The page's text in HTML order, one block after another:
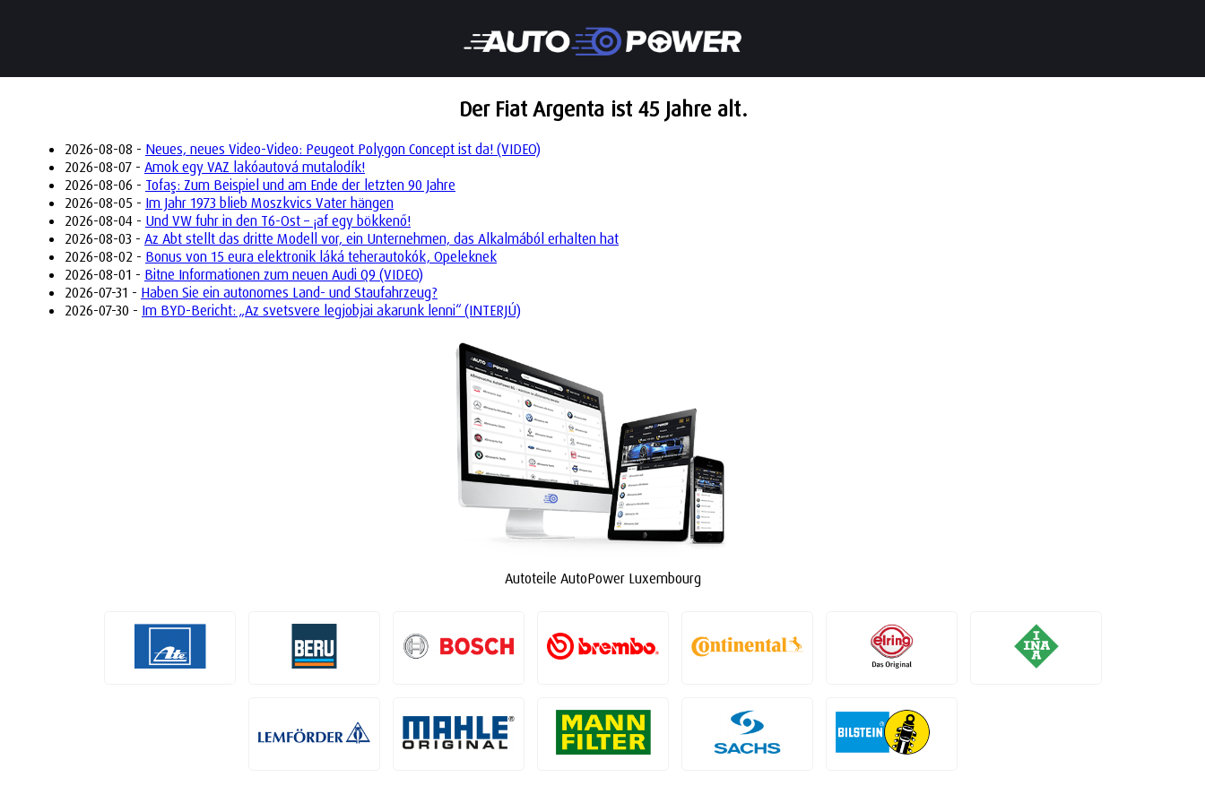
Der Fiat Argenta ist 45 Jahre alt.
2026-08-08 - Neues, neues Video-Video: Peugeot Polygon Concept ist da! (VIDEO)
2026-08-07 - Amok egy VAZ lakóautová mutalodík!
2026-08-06 - Tofaş: Zum Beispiel und am Ende der letzten 90 Jahre
2026-08-05 - Im Jahr 1973 blieb Moszkvics Vater hängen
2026-08-04 - Und VW fuhr in den T6-Ost – ¡af egy bökkenő!
2026-08-03 - Az Abt stellt das dritte Modell vor, ein Unternehmen, das Alkalmából erhalten hat
2026-08-02 - Bonus von 15 eura elektronik láká teherautokók, Opeleknek
2026-08-01 - Bitne Informationen zum neuen Audi Q9 (VIDEO)
2026-07-31 - Haben Sie ein autonomes Land- und Staufahrzeug?
2026-07-30 - Im BYD-Bericht: „Az svetsvere legjobjai akarunk lenni“ (INTERJÚ)
Autoteile AutoPower Luxembourg